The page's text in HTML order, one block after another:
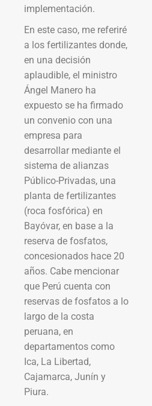
implementación.
En este caso, me referiré
a los fertilizantes donde,
en una decisión
aplaudible, el ministro
Ángel Manero ha
expuesto se ha firmado
un convenio con una
empresa para
desarrollar mediante el
sistema de alianzas
Público-Privadas, una
planta de fertilizantes
(roca fosfórica) en
Bayóvar, en base a la
reserva de fosfatos,
concesionados hace 20
años. Cabe mencionar
que Perú cuenta con
reservas de fosfatos a lo
largo de la costa
peruana, en
departamentos como
Ica, La Libertad,
Cajamarca, Junín y
Piura.